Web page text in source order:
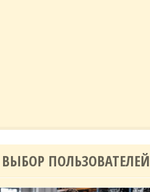
ВЫБОР ПОЛЬЗОВАТЕЛЕЙ